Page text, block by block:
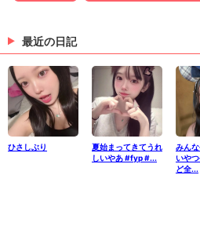
最近の日記
ひさしぶり
夏始まってきてうれ
しいやあ #fyp #...
みん
いや
ど全...